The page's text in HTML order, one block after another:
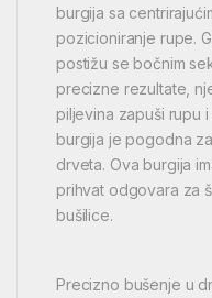
burgija sa
pozicioniranje rupe.
postižu se bočnim
precizne rezultate,
piljevina zapuši rupu
burgija je pogodna
drveta. Ova burgija
prihvat odgovara za
bušilice.
Precizno bušenje u